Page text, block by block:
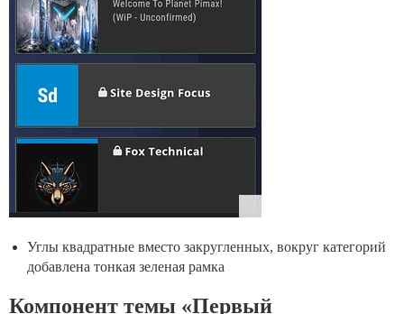
Углы квадратные вместо закругленных, вокруг категорий
добавлена тонкая зеленая рамка
Компонент темы «Первый